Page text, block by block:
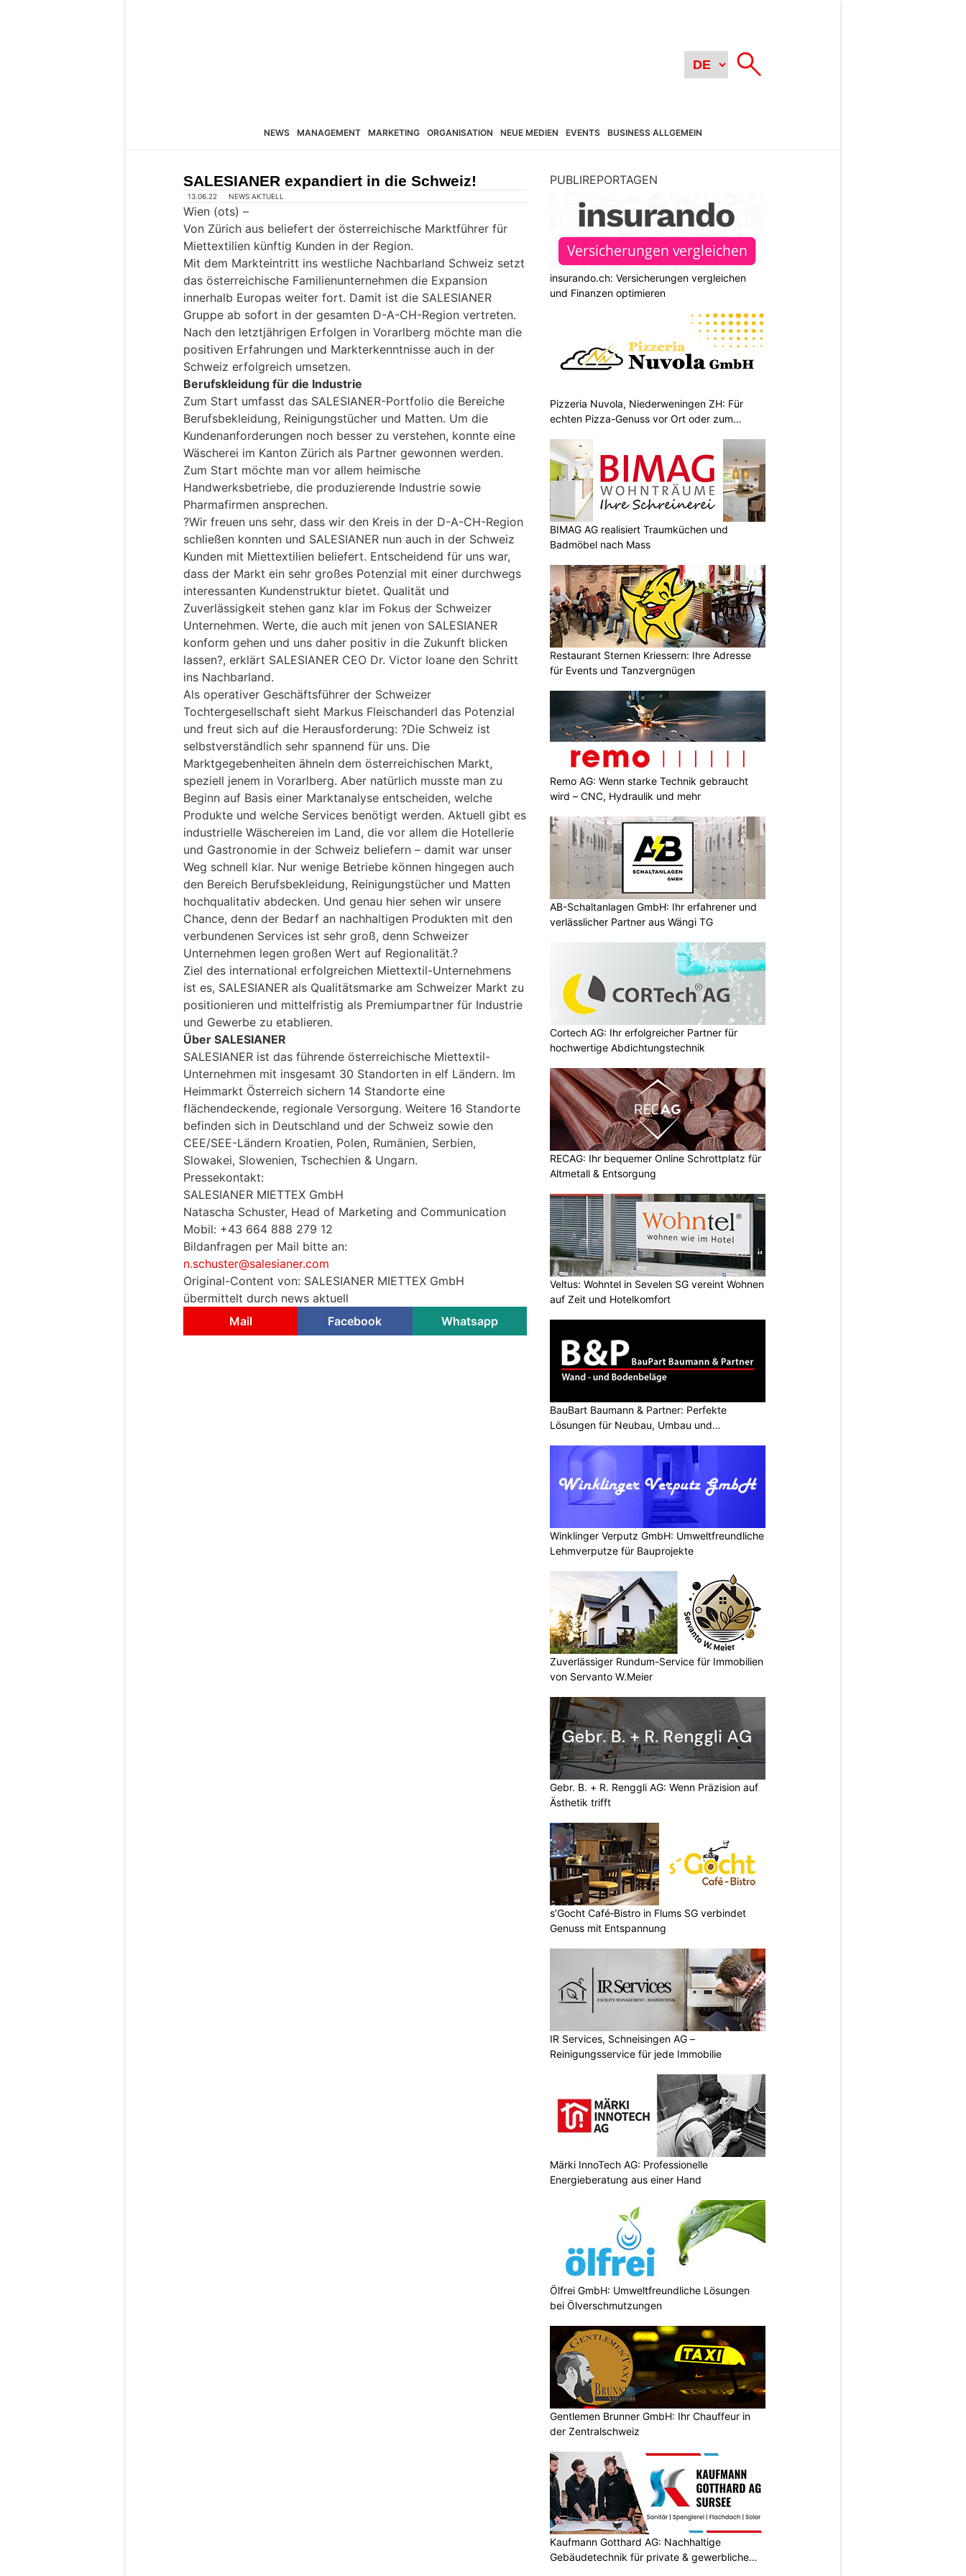
NEWS MANAGEMENT MARKETING ORGANISATION NEUE MEDIEN EVENTS BUSINESS ALLGEMEIN
SALESIANER expandiert in die Schweiz!
13.06.22 NEWS AKTUELL
Wien (ots) –
Von Zürich aus beliefert der österreichische Marktführer für
Miettextilien künftig Kunden in der Region.
Mit dem Markteintritt ins westliche Nachbarland Schweiz setzt
das österreichische Familienunternehmen die Expansion
innerhalb Europas weiter fort. Damit ist die SALESIANER
Gruppe ab sofort in der gesamten D-A-CH-Region vertreten.
Nach den letztjährigen Erfolgen in Vorarlberg möchte man die
positiven Erfahrungen und Markterkenntnisse auch in der
Schweiz erfolgreich umsetzen.
Berufskleidung für die Industrie
Zum Start umfasst das SALESIANER-Portfolio die Bereiche
Berufsbekleidung, Reinigungstücher und Matten. Um die
Kundenanforderungen noch besser zu verstehen, konnte eine
Wäscherei im Kanton Zürich als Partner gewonnen werden.
Zum Start möchte man vor allem heimische
Handwerksbetriebe, die produzierende Industrie sowie
Pharmafirmen ansprechen.
?Wir freuen uns sehr, dass wir den Kreis in der D-A-CH-Region
schließen konnten und SALESIANER nun auch in der Schweiz
Kunden mit Miettextilien beliefert. Entscheidend für uns war,
dass der Markt ein sehr großes Potenzial mit einer durchwegs
interessanten Kundenstruktur bietet. Qualität und
Zuverlässigkeit stehen ganz klar im Fokus der Schweizer
Unternehmen. Werte, die auch mit jenen von SALESIANER
konform gehen und uns daher positiv in die Zukunft blicken
lassen?, erklärt SALESIANER CEO Dr. Victor Ioane den Schritt
ins Nachbarland.
Als operativer Geschäftsführer der Schweizer
Tochtergesellschaft sieht Markus Fleischanderl das Potenzial
und freut sich auf die Herausforderung: ?Die Schweiz ist
selbstverständlich sehr spannend für uns. Die
Marktgegebenheiten ähneln dem österreichischen Markt,
speziell jenem in Vorarlberg. Aber natürlich musste man zu
Beginn auf Basis einer Marktanalyse entscheiden, welche
Produkte und welche Services benötigt werden. Aktuell gibt es
industrielle Wäschereien im Land, die vor allem die Hotellerie
und Gastronomie in der Schweiz beliefern – damit war unser
Weg schnell klar. Nur wenige Betriebe können hingegen auch
den Bereich Berufsbekleidung, Reinigungstücher und Matten
hochqualitativ abdecken. Und genau hier sehen wir unsere
Chance, denn der Bedarf an nachhaltigen Produkten mit den
verbundenen Services ist sehr groß, denn Schweizer
Unternehmen legen großen Wert auf Regionalität.?
Ziel des international erfolgreichen Miettextil-Unternehmens
ist es, SALESIANER als Qualitätsmarke am Schweizer Markt zu
positionieren und mittelfristig als Premiumpartner für Industrie
und Gewerbe zu etablieren.
Über SALESIANER
SALESIANER ist das führende österreichische Miettextil-
Unternehmen mit insgesamt 30 Standorten in elf Ländern. Im
Heimmarkt Österreich sichern 14 Standorte eine
flächendeckende, regionale Versorgung. Weitere 16 Standorte
befinden sich in Deutschland und der Schweiz sowie den
CEE/SEE-Ländern Kroatien, Polen, Rumänien, Serbien,
Slowakei, Slowenien, Tschechien & Ungarn.
Pressekontakt:
SALESIANER MIETTEX GmbH
Natascha Schuster, Head of Marketing and Communication
Mobil: +43 664 888 279 12
Bildanfragen per Mail bitte an:
n.schuster@salesianer.com
Original-Content von: SALESIANER MIETTEX GmbH
übermittelt durch news aktuell
Mail
Facebook Whatsapp
PUBLIREPORTAGEN
insurando.ch: Versicherungen vergleichen
und Finanzen optimieren
Pizzeria Nuvola, Niederweningen ZH: Für
echten Pizza-Genuss vor Ort oder zum
BIMAG AG realisiert Traumküchen und
Badmöbel nach Mass
Restaurant Sternen Kriessern: Ihre Adresse
für Events und Tanzvergnügen
Remo AG: Wenn starke Technik gebraucht
wird – CNC, Hydraulik und mehr
AB-Schaltanlagen GmbH: Ihr erfahrener und
verlässlicher Partner aus Wängi TG
Cortech AG: Ihr erfolgreicher Partner für
hochwertige Abdichtungstechnik
RECAG: Ihr bequemer Online Schrottplatz für
Altmetall & Entsorgung
Veltus: Wohntel in Sevelen SG vereint Wohnen
auf Zeit und Hotelkomfort
BauBart Baumann & Partner: Perfekte
Lösungen für Neubau, Umbau und
Winklinger Verputz GmbH: Umweltfreundliche
Lehmverputze für Bauprojekte
Zuverlässiger Rundum-Service für Immobilien
von Servanto W.Meier
Gebr. B. + R. Renggli AG: Wenn Präzision auf
Ästhetik trifft
s’Gocht Café‑Bistro in Flums SG verbindet
Genuss mit Entspannung
IR Services, Schneisingen AG –
Reinigungsservice für jede Immobilie
Märki InnoTech AG: Professionelle
Energieberatung aus einer Hand
Ölfrei GmbH: Umweltfreundliche Lösungen
bei Ölverschmutzungen
Gentlemen Brunner GmbH: Ihr Chauffeur in
der Zentralschweiz
Kaufmann Gotthard AG: Nachhaltige
Gebäudetechnik für private & gewerbliche